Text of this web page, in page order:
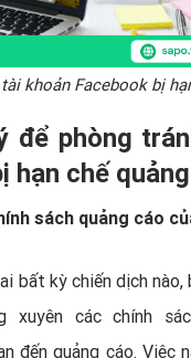
khoản Facebook bị
để phòng
hạn chế
sách quảng cáo
bất kỳ chiến dịch nào,
xuyên các chính
đến quảng cáo. Việc